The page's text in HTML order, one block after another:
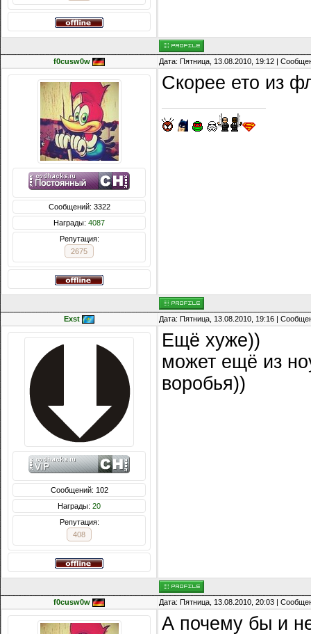
f0cusw0w Дата: Пятница, 13.08.2010, 19:12 |
Сообщений: 3322
Награды: 4087
Репутация:
2675
Скорее ето из
Exst Дата: Пятница, 13.08.2010, 19:16 |
Сообщений: 102
Награды: 20
Репутация:
408
Ещё хуже))
может ещё из
воробья))
f0cusw0w Дата: Пятница, 13.08.2010, 20:03 |
А почему бы и